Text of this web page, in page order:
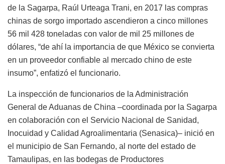
de la Sagarpa, Raúl Urteaga Trani, en 2017 las compras
chinas de sorgo importado ascendieron a cinco millones
56 mil 428 toneladas con valor de mil 25 millones de
dólares, “de ahí la importancia de que México se convierta
en un proveedor confiable al mercado chino de este
insumo”, enfatizó el funcionario.
La inspección de funcionarios de la Administración
General de Aduanas de China –coordinada por la Sagarpa
en colaboración con el Servicio Nacional de Sanidad,
Inocuidad y Calidad Agroalimentaria (Senasica)– inició en
el municipio de San Fernando, al norte del estado de
Tamaulipas, en las bodegas de Productores